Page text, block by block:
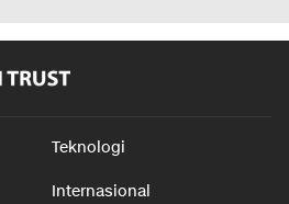
Teknologi
Internasional